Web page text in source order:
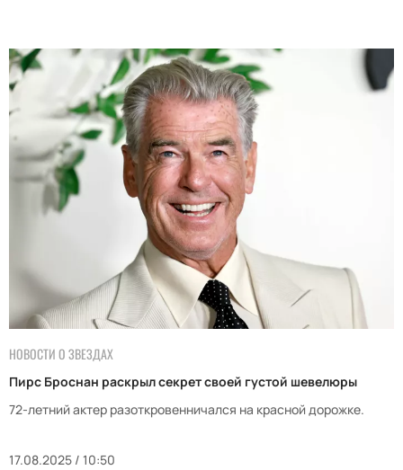
НОВОСТИ О ЗВЕЗДАХ
Пирс Броснан раскрыл секрет своей густой шевелюры
72-летний актер разоткровенничался на красной дорожке.
17.08.2025 / 10:50